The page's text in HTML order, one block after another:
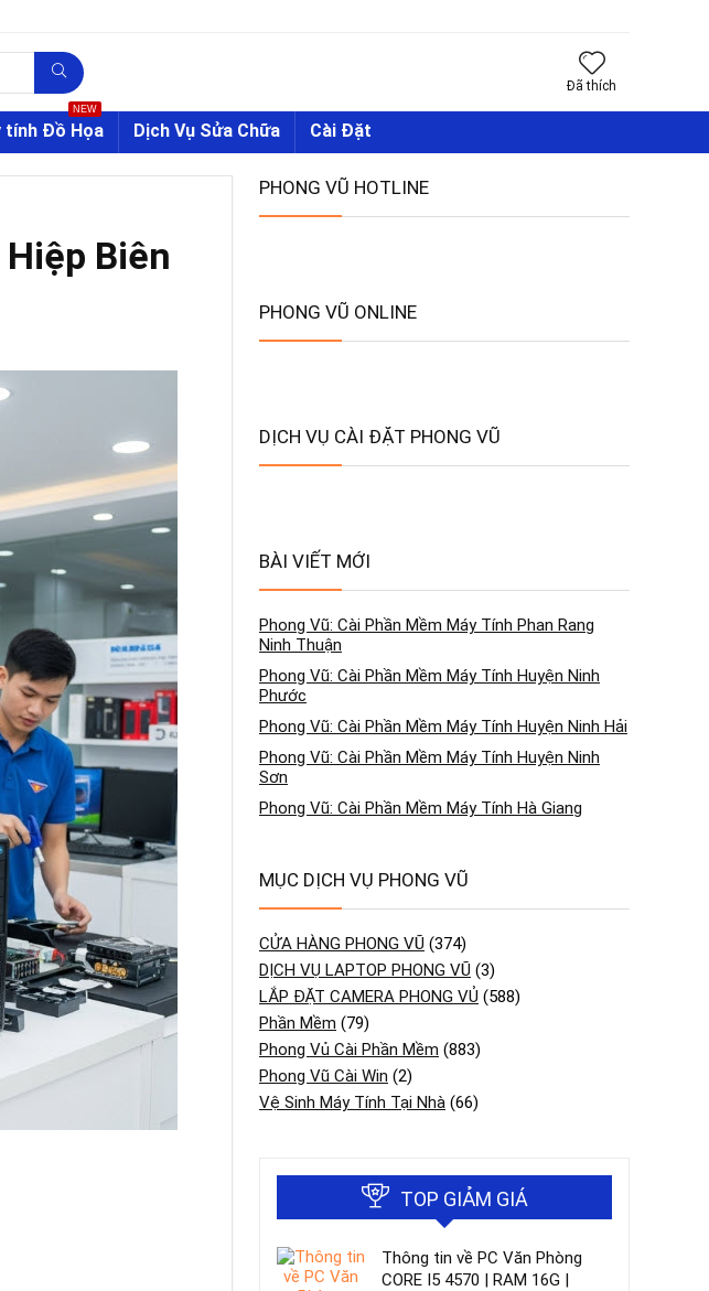
Đã thích
tính Đồ Họa
NEW
Dịch Vụ Sửa Chữa Cài Đặt
Biên
PHONG VŨ HOTLINE
PHONG VŨ ONLINE
DỊCH VỤ CÀI ĐẶT PHONG VŨ
BÀI VIẾT MỚI
Phong Vũ: Cài Phần Mềm Máy Tính Phan Rang
Ninh Thuận
Phong Vũ: Cài Phần Mềm Máy Tính Huyện Ninh
Phước
Phong Vũ: Cài Phần Mềm Máy Tính Huyện Ninh Hải
Phong Vũ: Cài Phần Mềm Máy Tính Huyện Ninh
Sơn
Phong Vũ: Cài Phần Mềm Máy Tính Hà Giang
MỤC DỊCH VỤ PHONG VŨ
CỬA HÀNG PHONG VŨ (374)
DỊCH VỤ LAPTOP PHONG VŨ (3)
LẮP ĐẶT CAMERA PHONG VỦ (588)
Phần Mềm (79)
Phong Vủ Cài Phần Mềm (883)
Phong Vũ Cài Win (2)
Vệ Sinh Máy Tính Tại Nhà (66)
TOP GIẢM GIÁ
Thông tin về PC Văn Phòng
CORE I5 4570 | RAM 16G |